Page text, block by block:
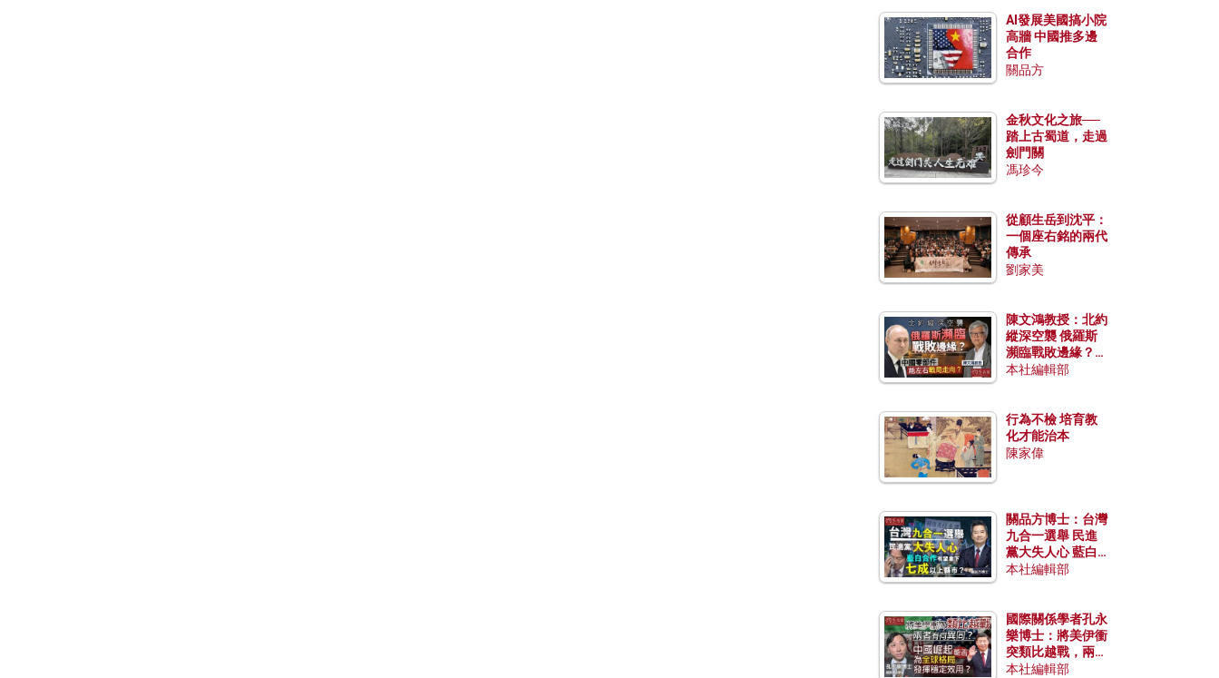
AI發展美國搞小院
高牆 中國推多邊
合作
關品方
金秋文化之旅──
踏上古蜀道，走過
劍門關
馮珍今
從顧生岳到沈平：
一個座右銘的兩代
傳承
劉家美
陳文鴻教授：北約
縱深空襲 俄羅斯
瀕臨戰敗邊緣？中
國零部件能左右戰
本社編輯部
行為不檢 培育教
化才能治本
陳家偉
關品方博士：台灣
九合一選舉 民進
黨大失人心 藍白
合作有望拿下七成
本社編輯部
國際關係學者孔永
樂博士：將美伊衝
突類比越戰，兩者
有何異同？中國崛
本社編輯部